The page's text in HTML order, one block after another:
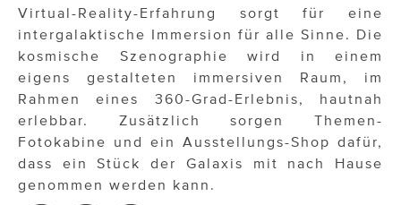
Virtual-Reality-Erfahrung sorgt für eine
intergalaktische Immersion für alle Sinne. Die
kosmische Szenographie wird in einem
eigens gestalteten immersiven Raum, im
Rahmen eines 360-Grad-Erlebnis, hautnah
erlebbar. Zusätzlich sorgen Themen-
Fotokabine und ein Ausstellungs-Shop dafür,
dass ein Stück der Galaxis mit nach Hause
genommen werden kann.